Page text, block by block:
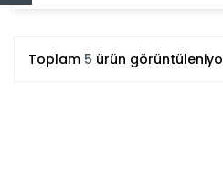
Toplam 5 ürün